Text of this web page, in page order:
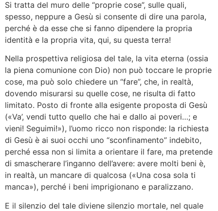
Si tratta del muro delle “proprie cose”, sulle quali,
spesso, neppure a Gesù si consente di dire una parola,
perché è da esse che si fanno dipendere la propria
identità e la propria vita, qui, su questa terra!
Nella prospettiva religiosa del tale, la vita eterna (ossia
la piena comunione con Dio) non può toccare le proprie
cose, ma può solo chiedere un “fare”, che, in realtà,
dovendo misurarsi su quelle cose, ne risulta di fatto
limitato. Posto di fronte alla esigente proposta di Gesù
(«Va’, vendi tutto quello che hai e dallo ai poveri…; e
vieni! Seguimi!»), l’uomo ricco non risponde: la richiesta
di Gesù è ai suoi occhi uno “sconfinamento” indebito,
perché essa non si limita a orientare il fare, ma pretende
di smascherare l’inganno dell’avere: avere molti beni è,
in realtà, un mancare di qualcosa («Una cosa sola ti
manca»), perché i beni imprigionano e paralizzano.
E il silenzio del tale diviene silenzio mortale, nel quale